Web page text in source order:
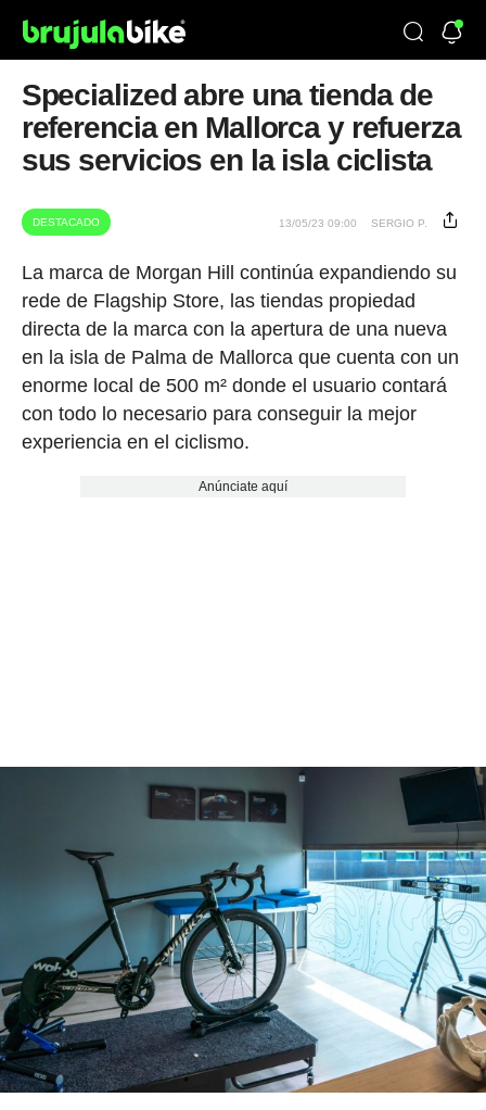
Specialized abre una tienda de
referencia en Mallorca y refuerza
sus servicios en la isla ciclista
DESTACADO 13/05/23 09:00 SERGIO P.
La marca de Morgan Hill continúa expandiendo su
rede de Flagship Store, las tiendas propiedad
directa de la marca con la apertura de una nueva
en la isla de Palma de Mallorca que cuenta con un
enorme local de 500 m² donde el usuario contará
con todo lo necesario para conseguir la mejor
experiencia en el ciclismo.
Anúnciate aquí